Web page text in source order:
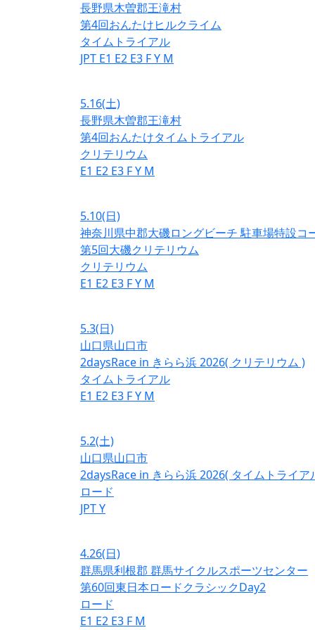
長野県木曽郡王滝村
第4回おんたけヒルクライム
タイムトライアル
JPT E1 E2 E3 FY M
5.16(土)
長野県木曽郡王滝村
第4回おんたけタイムトライアル
クリテリウム
E1 E2 E3 FY M
5.10(日)
神奈川県中郡大磯ロングビーチ 駐車場特設コ
第5回大磯クリテリウム
クリテリウム
E1 E2 E3 FY M
5.3(日)
山口県山口市
2daysRace in きらら浜 2026( クリテリウム )
タイムトライアル
E1 E2 E3 FY M
5.2(土)
山口県山口市
2daysRace in きらら浜 2026( タイムトライア
ロード
JPTY
4.26(日)
群馬県利根郡 群馬サイクルスポーツセンター
第60回東日本ロードクラシックDay2
ロード
E1 E2 E3 F M